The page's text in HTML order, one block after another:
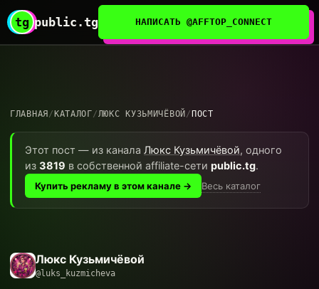
tg public.tg НАПИСАТЬ @AFFTOP_CONNECT
ГЛАВНАЯ / КАТАЛОГ/ЛЮКС КУЗЬМИЧЁВОЙ / ПОСТ
Этот пост — из канала Люкс Кузьмичёвой, одного
из 3819 в собственной affiliate-сети public.tg.
Купить рекламу в этом канале → Весь каталог
Люкс Кузьмичёвой
@luks_kuzmicheva